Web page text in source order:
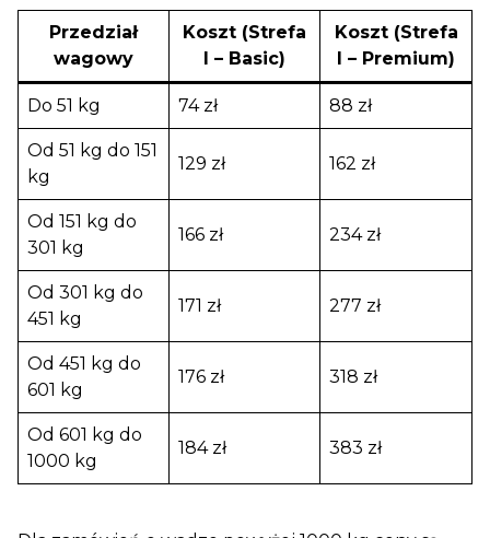
Przedział
wagowy
Koszt (Strefa
I – Basic)
Koszt (Strefa
I – Premium)
Do 51 kg 74 zł 88 zł
Od 51 kg do 151
kg
129 zł 162 zł
Od 151 kg do
301 kg
166 zł 234 zł
Od 301 kg do
451 kg
171 zł 277 zł
Od 451 kg do
601 kg
176 zł 318 zł
Od 601 kg do
1000 kg
184 zł 383 zł